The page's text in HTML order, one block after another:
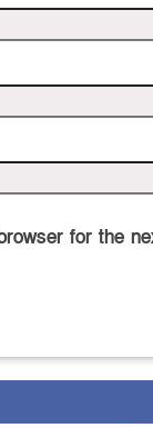
for the